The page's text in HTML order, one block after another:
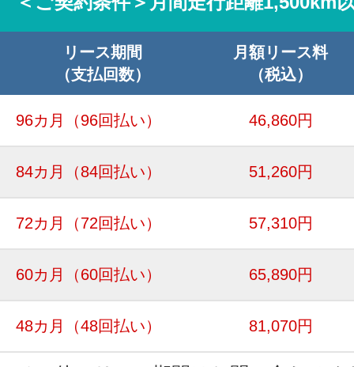
リース期間
（支払回数）
月額リース料
（税込）
96カ月 （96回払い） 46,860円
84カ月 （84回払い） 51,260円
72カ月 （72回払い） 57,310円
60カ月 （60回払い） 65,890円
48カ月 （48回払い） 81,070円